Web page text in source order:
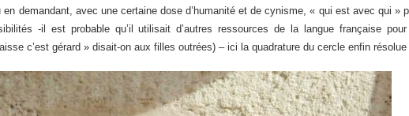
en demandant, avec une certaine dose d’humanité et de cynisme, « qui est avec qui »
-il est probable qu’il utilisait d’autres ressources de la langue française
c’est gérard » disait-on aux filles outrées) – ici la quadrature du cercle enfin résolue